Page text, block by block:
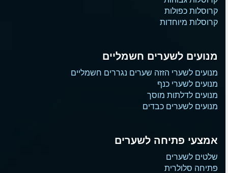
קרוסלות כפולות
קרוסלות מיוחדות
מנועים לשערים חשמליים
מנועים לשערי הזזה שערים נגררים חשמליים
מנועים לשערי כנף
מנועים לדלתות מוסך
מנועים לשערים כבדים
אמצעי פתיחה לשערים
שלטים לשערים
פתיחה סלולרית